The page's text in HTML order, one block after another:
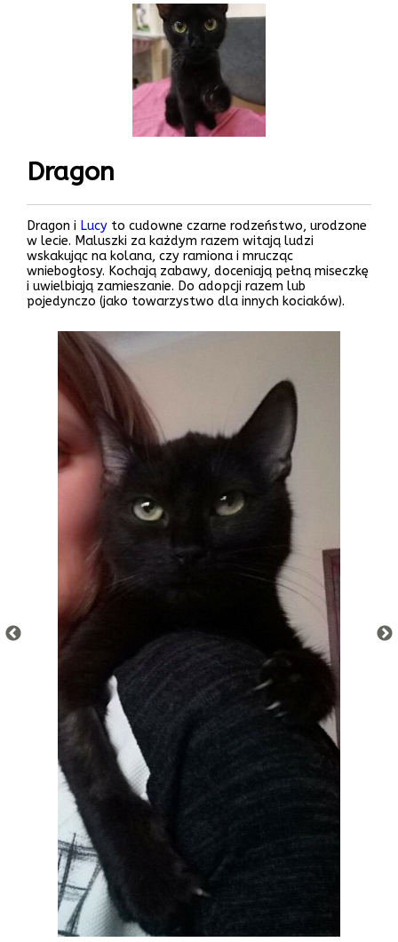
Dragon
Dragon i Lucy to cudowne czarne rodzeństwo, urodzone
w lecie. Maluszki za każdym razem witają ludzi
wskakując na kolana, czy ramiona i mrucząc
wniebogłosy. Kochają zabawy, doceniają pełną miseczkę
i uwielbiają zamieszanie. Do adopcji razem lub
pojedynczo (jako towarzystwo dla innych kociaków).